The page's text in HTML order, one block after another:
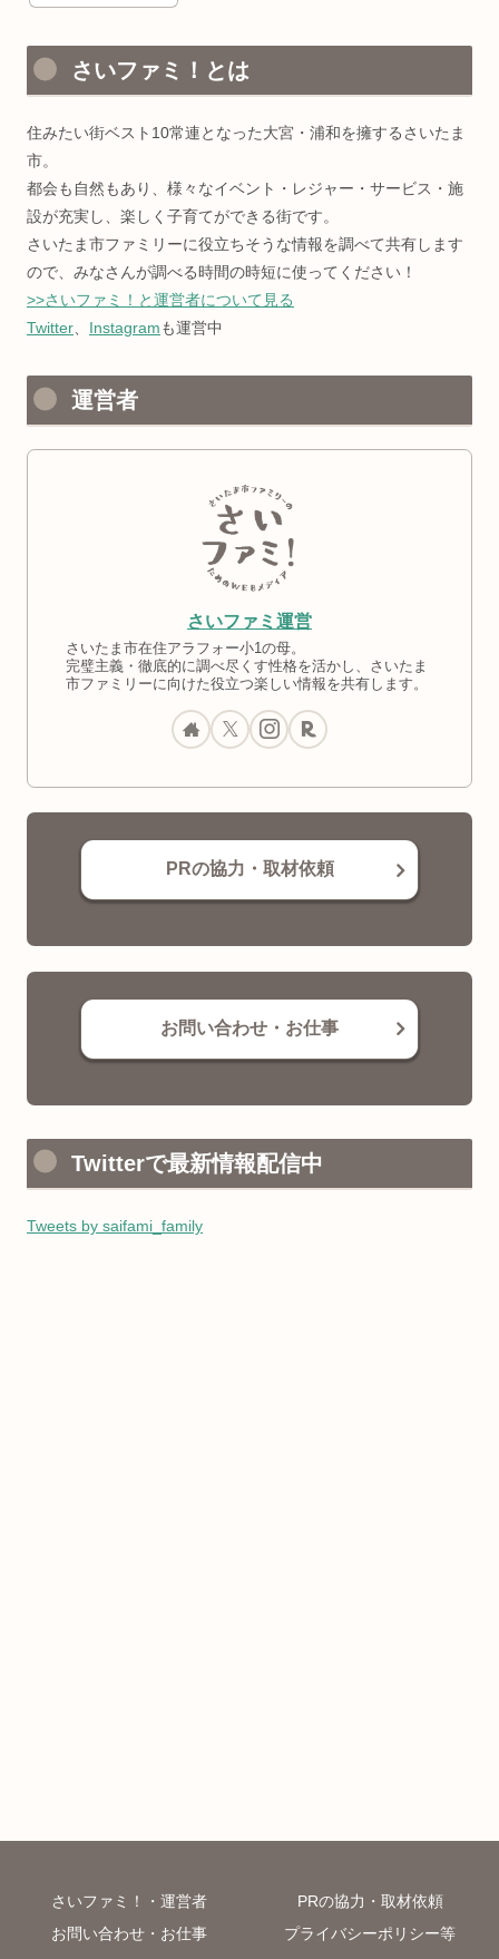
さいファミ！とは
住みたい街ベスト10常連となった大宮・浦和を擁するさいたま
市。
都会も自然もあり、様々なイベント・レジャー・サービス・施
設が充実し、楽しく子育てができる街です。
さいたま市ファミリーに役立ちそうな情報を調べて共有します
ので、みなさんが調べる時間の時短に使ってください！
>>さいファミ！と運営者について見る
Twitter、 Instagramも運営中
運営者
さいファミ運営
さいたま市在住アラフォー小1の母。
完璧主義・徹底的に調べ尽くす性格を活かし、さいたま
市ファミリーに向けた役立つ楽しい情報を共有します。
PRの協力・取材依頼
お問い合わせ・お仕事
Twitterで最新情報配信中
Tweets by saifami_family
さいファミ！・運営者
PRの協力・取材依頼
お問い合わせ・お仕事
プライバシーポリシー等